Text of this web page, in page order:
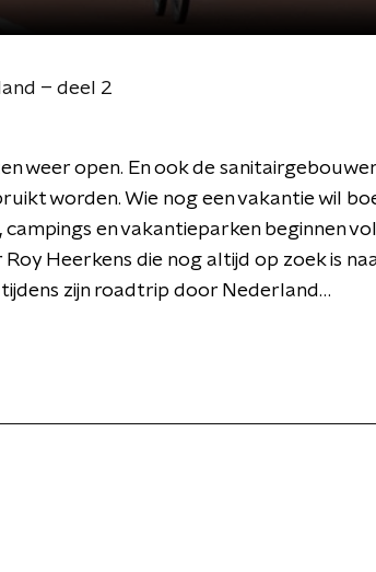
– deel 2
weer open. En ook de
worden. Wie nog een vakantie wil
en vakantieparken beginnen
Heerkens die nog altijd op zoek is
zijn roadtrip door Nederland…